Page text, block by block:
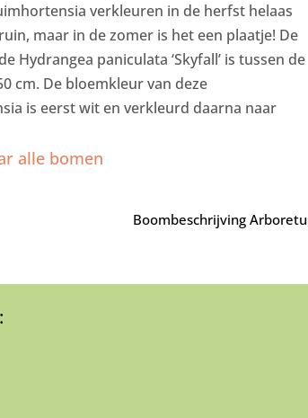
verkleuren in de herfst helaas
maar in de zomer is het een plaatje! De
Hydrangea paniculata ‘Skyfall’ is tussen de
cm. De bloemkleur van deze
is eerst wit en verkleurd daarna naar
alle bomen
Boombeschrijving